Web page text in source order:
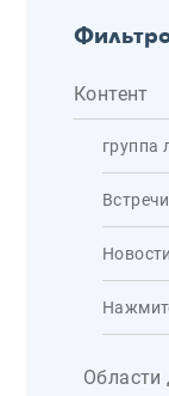
Контент
группа
Встречи
Новости
Области